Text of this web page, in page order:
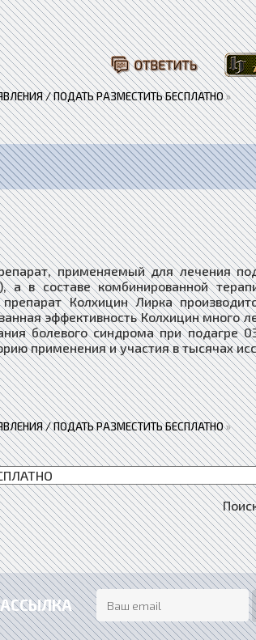
/ ПОДАТЬ РАЗМЕСТИТЬ БЕСПЛАТНО»
применяемый для лечения
а в составе комбинированной
Колхицин Лирка
эффективность Колхицин много
болевого синдрома при подагре
применения и участия в тысячах
/ ПОДАТЬ РАЗМЕСТИТЬ БЕСПЛАТНО»